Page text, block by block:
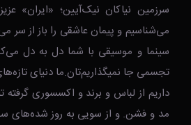
سرزمین نیاکان نیک‌‌‌آیین؛ «ایران»
می‌شناسیم و پیمان عاشقی را باز از سر
سینما و موسیقی با شما دل به دل
تجسمی جا نمیگذاریم‌تان.ما دنیای
داریم از لباس و برند و اکسسوری
مد و فشن. و از سویی به روز شده‌های